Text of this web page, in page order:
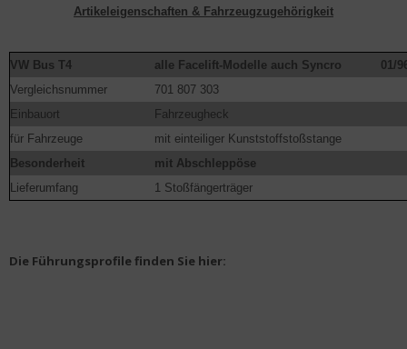
Artikeleigenschaften & Fahrzeugzugehörigkeit
VW Bus T4 alle Facelift-Modelle auch Syncro
01/
Vergleichsnummer
701 807 303
Einbauort
Fahrzeugheck
für Fahrzeuge
mit einteiliger Kunststoffstoßstange
Besonderheit
mit Abschleppöse
Lieferumfang
1 Stoßfängerträger
Die Führungsprofile finden Sie hier: